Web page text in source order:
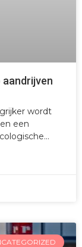
aandrijven
wordt
een